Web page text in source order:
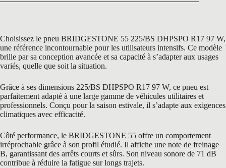
Choisissez le pneu BRIDGESTONE 55 225/BS DHPSPO R17 97 W,
une référence incontournable pour les utilisateurs intensifs. Ce modèle
brille par sa conception avancée et sa capacité à s’adapter aux usages
variés, quelle que soit la situation.
Grâce à ses dimensions 225/BS DHPSPO R17 97 W, ce pneu est
parfaitement adapté à une large gamme de véhicules utilitaires et
professionnels. Conçu pour la saison estivale, il s’adapte aux exigences
climatiques avec efficacité.
Côté performance, le BRIDGESTONE 55 offre un comportement
irréprochable grâce à son profil étudié. Il affiche une note de freinage
B, garantissant des arrêts courts et sûrs. Son niveau sonore de 71 dB
contribue à réduire la fatigue sur longs trajets.